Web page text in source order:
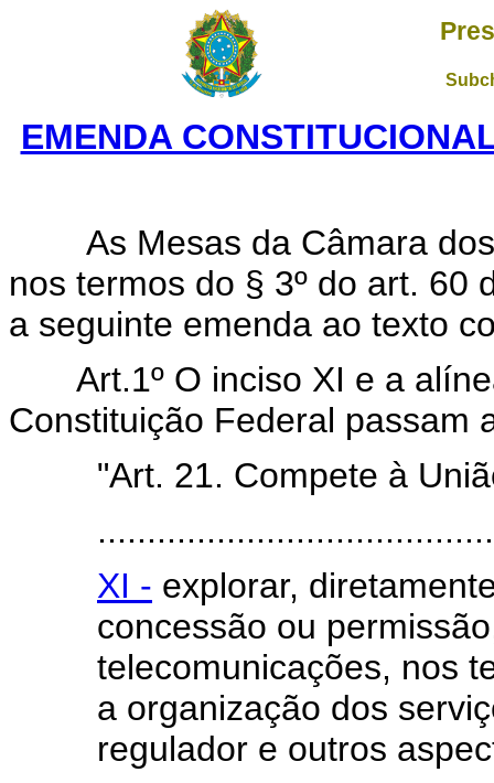
EMENDA
As Mesas da Câmara dos
nos termos do § 3º do art. 60
a seguinte emenda ao texto
Art.1º O inciso XI e a
Constituição Federal passam
"Art. 21. Compete à
XI - explorar,
concessão ou
telecomunicações, nos
a organização dos
regulador e outros